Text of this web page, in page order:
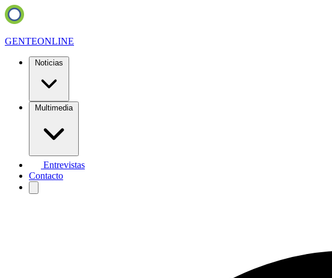
GENTEONLINE
Noticias
Multimedia
Entrevistas
Contacto